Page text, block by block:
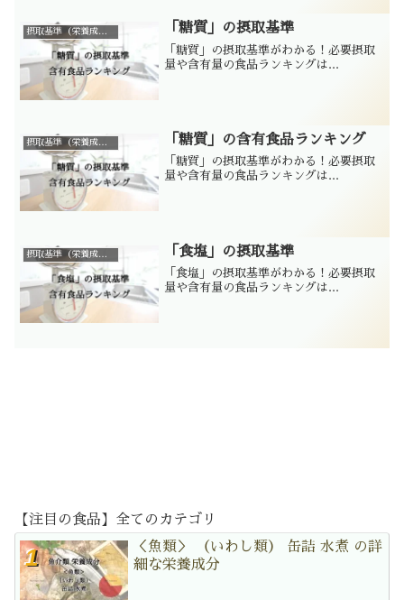
摂取基準（栄養成分別） 「糖質」の摂取基準
「糖質」の摂取基準がわかる！必要摂取
量や含有量の食品ランキングは...
摂取基準（栄養成分別） 「糖質」の含有食品ランキング
「糖質」の摂取基準がわかる！必要摂取
量や含有量の食品ランキングは...
摂取基準（栄養成分別） 「食塩」の摂取基準
「食塩」の摂取基準がわかる！必要摂取
量や含有量の食品ランキングは...
【注目の食品】全てのカテゴリ
＜魚類＞ （いわし類） 缶詰 水煮 の詳
細な栄養成分